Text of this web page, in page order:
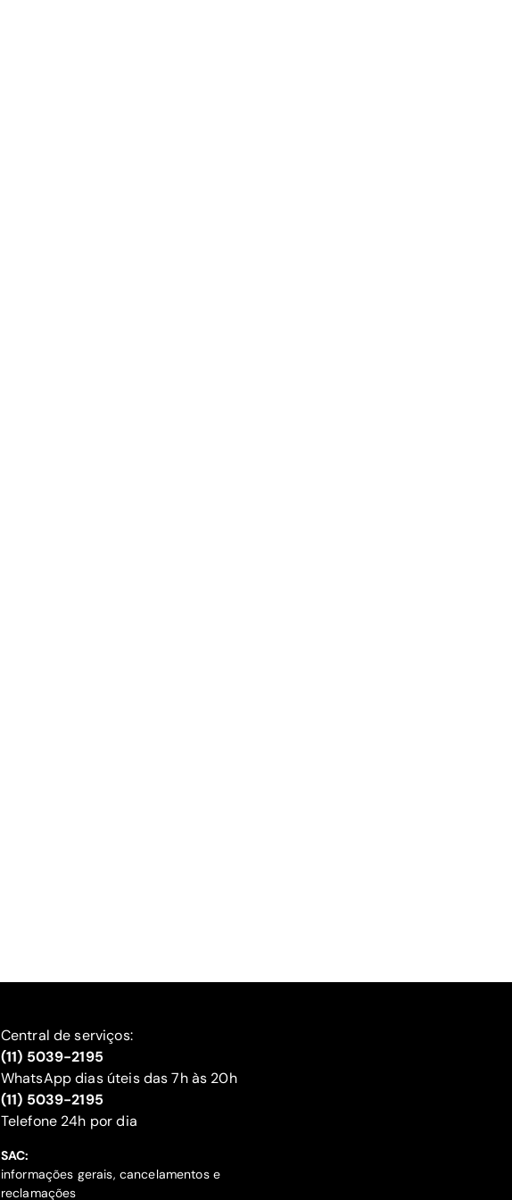
Central de serviços:
(11) 5039-2195
WhatsApp dias úteis das 7h às 20h
(11) 5039-2195
‍Telefone 24h por dia
SAC:
informações gerais, cancelamentos e
reclamações